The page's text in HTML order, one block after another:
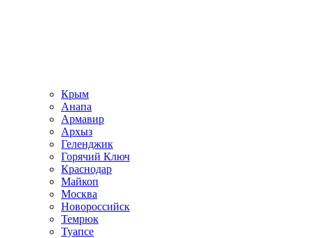
Крым
Анапа
Армавир
Архыз
Геленджик
Горячий Ключ
Краснодар
Майкоп
Москва
Новороссийск
Темрюк
Туапсе